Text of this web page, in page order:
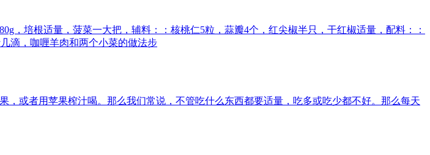
，培根适量，菠菜一大把，辅料：：核桃仁5粒，蒜瓣4个，红尖椒半只，干红椒适量，配料：：
滴，咖喱羊肉和两个小菜的做法步
或者用苹果榨汁喝。那么我们常说，不管吃什么东西都要适量，吃多或吃少都不好。那么每天